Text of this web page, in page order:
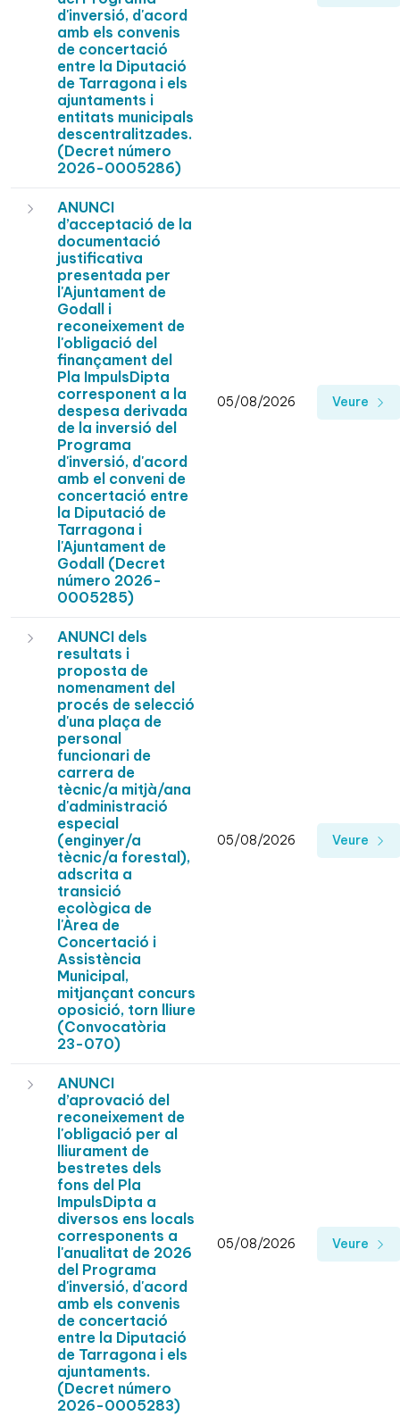
d'inversió, d'acord
amb els convenis
de concertació
entre la Diputació
de Tarragona i els
ajuntaments i
entitats municipals
descentralitzades.
(Decret número
2026-0005286)
ANUNCI
d’acceptació de la
documentació
justificativa
presentada per
l'Ajuntament de
Godall i
reconeixement de
l'obligació del
finançament del
Pla ImpulsDipta
corresponent a la
despesa derivada
de la inversió del
Programa
d'inversió, d'acord
amb el conveni de
concertació entre
la Diputació de
Tarragona i
l'Ajuntament de
Godall (Decret
número 2026-
0005285)
05/08/2026 Veure
ANUNCI dels
resultats i
proposta de
nomenament del
procés de selecció
d'una plaça de
personal
funcionari de
carrera de
tècnic/a mitjà/ana
d'administració
especial
(enginyer/a
tècnic/a forestal),
adscrita a
transició
ecològica de
l'Àrea de
Concertació i
Assistència
Municipal,
mitjançant concurs
oposició, torn lliure
(Convocatòria
23-070)
05/08/2026 Veure
ANUNCI
d’aprovació del
reconeixement de
l'obligació per al
lliurament de
bestretes dels
fons del Pla
ImpulsDipta a
diversos ens locals
corresponents a
l'anualitat de 2026
del Programa
d'inversió, d'acord
amb els convenis
de concertació
entre la Diputació
de Tarragona i els
ajuntaments.
(Decret número
2026-0005283)
05/08/2026 Veure